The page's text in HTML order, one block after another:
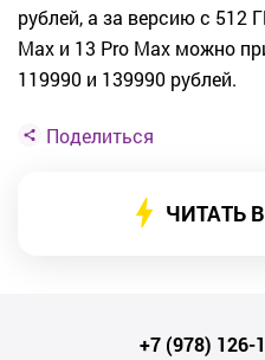
рублей, а за версию с 512
Max и 13 Pro Max можно
119990 и 139990 рублей.
Поделиться
ЧИТАТЬ
+7 (978) 126-